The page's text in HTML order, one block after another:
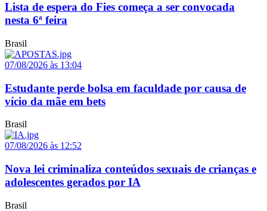
Lista de espera do Fies começa a ser convocada
nesta 6ª feira
Brasil
07/08/2026 às 13:04
Estudante perde bolsa em faculdade por causa de
vício da mãe em bets
Brasil
07/08/2026 às 12:52
Nova lei criminaliza conteúdos sexuais de crianças e
adolescentes gerados por IA
Brasil